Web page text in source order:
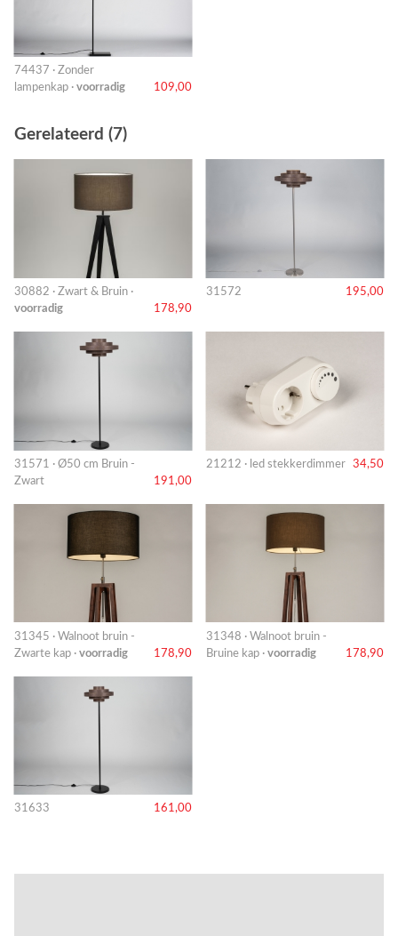
74437 · Zonder
lampenkap · voorradig 109,00
Gerelateerd (7)
30882 · Zwart & Bruin ·
voorradig
178,90
31572 195,00
31571 · Ø50 cm Bruin -
Zwart
191,00
21212 · led stekkerdimmer 34,50
31345 · Walnoot bruin -
Zwarte kap · voorradig 178,90
31348 · Walnoot bruin -
Bruine kap · voorradig 178,90
31633 161,00